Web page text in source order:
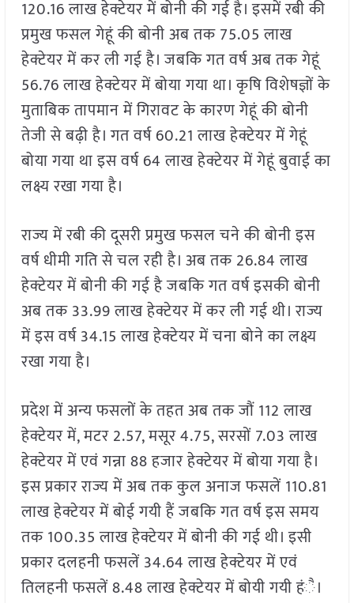
120.16 लाख हेक्टेयर में बोनी की गई है। इसमें रबी की
प्रमुख फसल गेहूं की बोनी अब तक 75.05 लाख
हेक्टेयर में कर ली गई है। जबकि गत वर्ष अब तक गेहूं
56.76 लाख हेक्टेयर में बोया गया था। कृषि विशेषज्ञों के
मुताबिक तापमान में गिरावट के कारण गेहूं की बोनी
तेजी से बढ़ी है। गत वर्ष 60.21 लाख हेक्टेयर में गेहूं
बोया गया था इस वर्ष 64 लाख हेक्टेयर में गेहूं बुवाई का
लक्ष्य रखा गया है।
राज्य में रबी की दूसरी प्रमुख फसल चने की बोनी इस
वर्ष धीमी गति से चल रही है। अब तक 26.84 लाख
हेक्टेयर में बोनी की गई है जबकि गत वर्ष इसकी बोनी
अब तक 33.99 लाख हेक्टेयर में कर ली गई थी। राज्य
में इस वर्ष 34.15 लाख हेक्टेयर में चना बोने का लक्ष्य
रखा गया है।
प्रदेश में अन्य फसलों के तहत अब तक जौं 112 लाख
हेक्टेयर में, मटर 2.57, मसूर 4.75, सरसों 7.03 लाख
हेक्टेयर में एवं गन्ना 88 हजार हेक्टेयर में बोया गया है।
इस प्रकार राज्य में अब तक कुल अनाज फसलें 110.81
लाख हेक्टेयर में बोई गयी हैं जबकि गत वर्ष इस समय
तक 100.35 लाख हेक्टेयर में बोनी की गई थी। इसी
प्रकार दलहनी फसलें 34.64 लाख हेक्टेयर में एवं
तिलहनी फसलें 8.48 लाख हेक्टेयर में बोयी गयी हंै।